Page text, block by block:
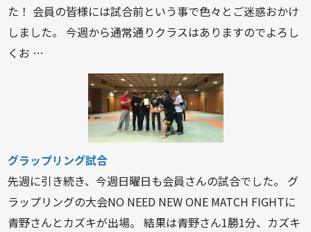
た！ 会員の皆様には試合前という事で色々とご迷惑おかけ
しました。 今週から通常通りクラスはありますのでよろし
くお …
グラップリング試合
先週に引き続き、今週日曜日も会員さんの試合でした。 グ
ラップリングの大会NO NEED NEW ONE MATCH FIGHTに
青野さんとカズキが出場。 結果は青野さん1勝1分、カズキ